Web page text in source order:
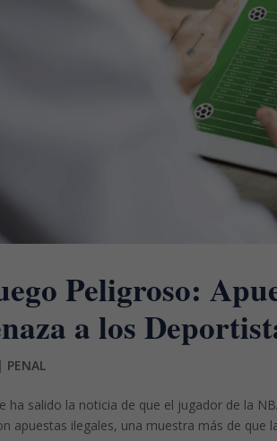
Peligroso:
a los
| PENAL
ha salido la noticia de que el jugador de la
apuestas ilegales, una muestra más de